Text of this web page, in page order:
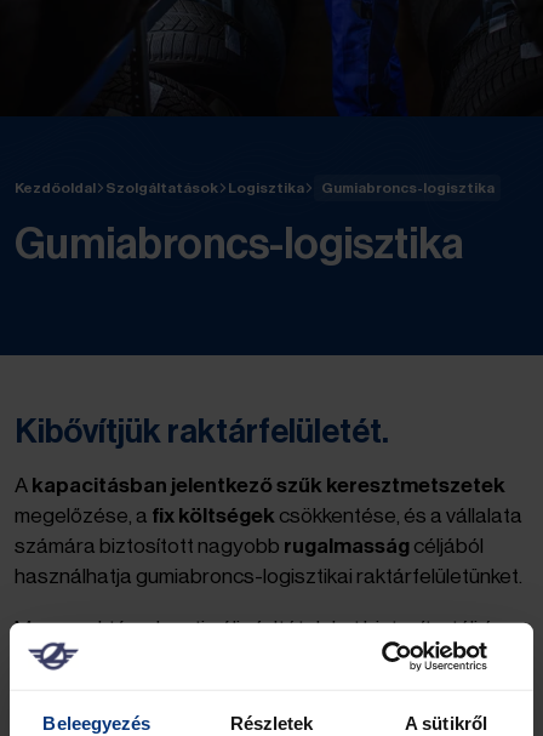
Beleegyezés Részletek A sütikről
Kezdőoldal Szolgáltatások Logisztika Gumiabroncs-logisztika
Gumiabroncs-logisztika
Kibővítjük raktárfelületét.
A kapacitásban jelentkező szűk keresztmetszetek
megelőzése, a fix költségek csökkentése, és a vállalata
számára biztosított nagyobb rugalmasság céljából
használhatja gumiabroncs-logisztikai raktárfelületünket.
Magasraktárunk optimális feltételeket biztosít a téli és
nyári gumiabroncsok, illetve keménytetők tárolására.
vonalkódos raktárkezelő rendszer segítségével. A